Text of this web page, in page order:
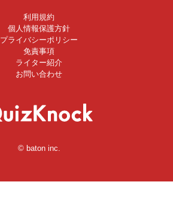
利用規約
個人情報保護方針
プライバシーポリシー
免責事項
ライター紹介
お問い合わせ
© baton inc.